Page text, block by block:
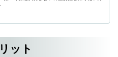
ット